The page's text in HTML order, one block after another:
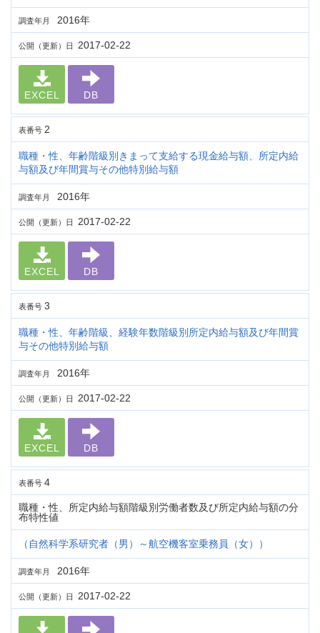
調査年月 2016年
公開（更新）日 2017-02-22
EXCEL DB
表番号 2
職種・性、年齢階級別きまって支給する現金給与額、所定内給
与額及び年間賞与その他特別給与額
調査年月 2016年
公開（更新）日 2017-02-22
EXCEL DB
表番号 3
職種・性、年齢階級、経験年数階級別所定内給与額及び年間賞
与その他特別給与額
調査年月 2016年
公開（更新）日 2017-02-22
EXCEL DB
表番号 4
職種・性、所定内給与額階級別労働者数及び所定内給与額の分
布特性値
（自然科学系研究者（男）～航空機客室乗務員（女））
調査年月 2016年
公開（更新）日 2017-02-22